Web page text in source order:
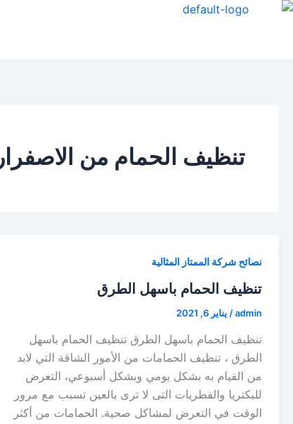
تخطي
تنظيف الحمام من الاصفرار
نصائح شركة الممتاز المثالية
تنظيف الحمام باسهل الطرق
admin
/ يناير 6, 2021
تنظيف الحمام باسهل الطرق تنظيف الحمام باسهل
الطرق ، تنظيف الحمامات من الأمور الشاقة التي لابد
من القيام به بشكل يومي وبشكل أسبوعي، التعرض
للبكتريا والفطريات التى لا ترى بالعين تسبب مع مرور
الوقت في التعرض لمشاكل صحية. الحمامات من أكثر